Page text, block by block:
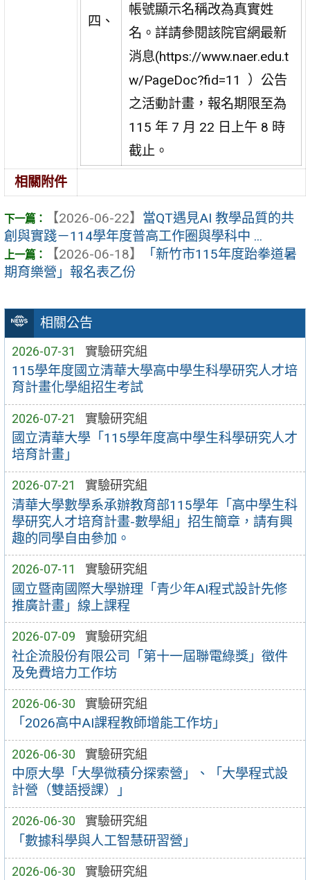
相關公告
2026-07-31 實驗研究組
115學年度國立清華大學高中學生科學研究人才培
育計畫化學組招生考試
2026-07-21 實驗研究組
國立清華大學「115學年度高中學生科學研究人才
培育計畫」
2026-07-21 實驗研究組
清華大學數學系承辦教育部115學年「高中學生科
學研究人才培育計畫-數學組」招生簡章，請有興
趣的同學自由參加。
2026-07-11 實驗研究組
國立暨南國際大學辦理「青少年AI程式設計先修
推廣計畫」線上課程
2026-07-09 實驗研究組
社企流股份有限公司「第十一屆聯電綠獎」徵件
及免費培力工作坊
2026-06-30 實驗研究組
「2026高中AI課程教師增能工作坊」
2026-06-30 實驗研究組
中原大學「大學微積分探索營」、「大學程式設
計營（雙語授課）」
2026-06-30 實驗研究組
「數據科學與人工智慧研習營」
2026-06-30 實驗研究組
四、
帳號顯示名稱改為真實姓
名。詳請參閱該院官網最新
消息(https://www.naer.edu.t
w/PageDoc?fid=11
）公告
之活動計畫，報名期限至為
115 年 7 月 22 日上午 8 時
截止。
相關附件
【2026-06-22】 當QT遇見AI 教學品質的共
創與實踐－114學年度普高工作圈與學科中 ...
【2026-06-18】
「新竹市115年度跆拳道暑
期育樂營」報名表乙份